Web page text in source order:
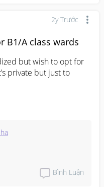
2y Trước
B1/A class wards
but wish to opt for
private but just to
Bình Luận